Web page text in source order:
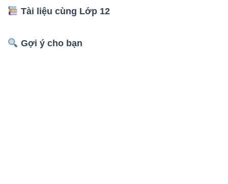
Tài liệu cùng Lớp 12
Gợi ý cho bạn